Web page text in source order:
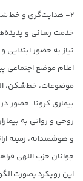
۲- هدایت‌گری و خط
خدمت رسانی و
نیاز به حضور ابتدایی
اعلام موضع
موضوعات، خط‌شکن،
بیماری کرونا، حضور
روحی و روانی به
و هوشمندانه، زمینه
جوانان حزب اللهی
این رویکرد بصورت